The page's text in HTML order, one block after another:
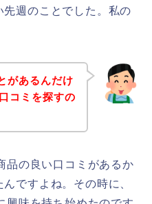
週のことでした。私の
があるんだけ
コミを探すの
品の良い口コミがあるか
ですよね。その時に、